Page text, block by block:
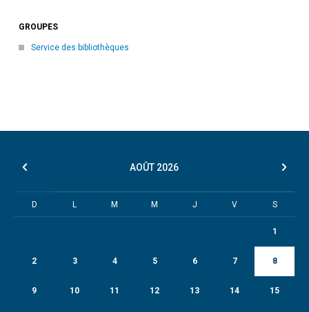
GROUPES
Service des bibliothèques
AOÛT 2026
D L M M J V S
1
2 3 4 5 6 7 8
9 10 11 12 13 14 15